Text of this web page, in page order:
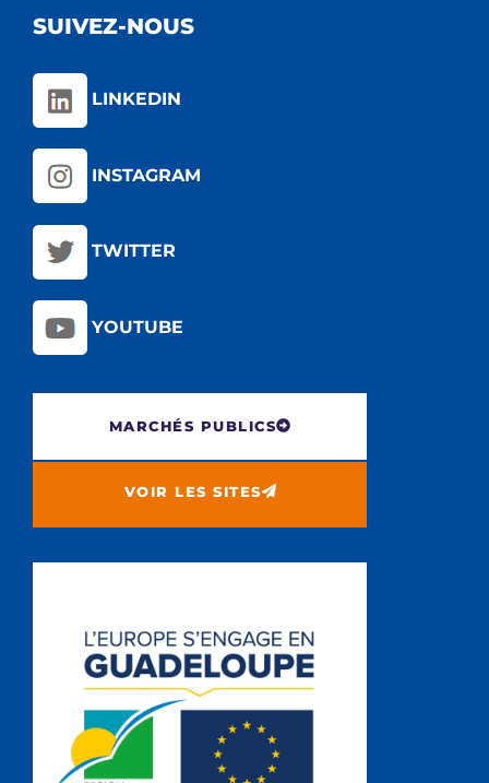
SUIVEZ-NOUS
LINKEDIN
INSTAGRAM
TWITTER
YOUTUBE
MARCHÉS PUBLICS
VOIR LES SITES